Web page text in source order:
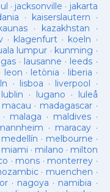
· jacksonville · jakarta
· kaiserslautern ·
· kazakhstan ·
· klagenfurt · koeln ·
lumpur · kunming ·
· lausanne · leeds ·
leon · letònia · liberia ·
· lisboa · liverpool ·
lublin · lugano · luleå
macau · madagascar·
· malaga · maldives·
· maracay·
medellín · melbourne ·
miami · milano · milton
· mons · monterrey ·
· muenchen ·
· nagoya · namibia ·